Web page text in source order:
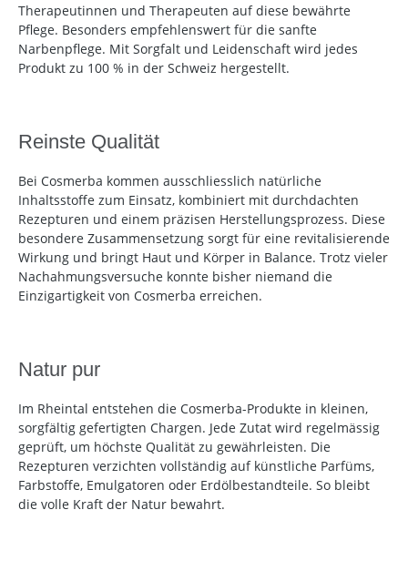
Therapeutinnen und Therapeuten auf diese bewährte
Pflege. Besonders empfehlenswert für die sanfte
Narbenpflege. Mit Sorgfalt und Leidenschaft wird jedes
Produkt zu 100 % in der Schweiz hergestellt.
Reinste Qualität
Bei Cosmerba kommen ausschliesslich natürliche
Inhaltsstoffe zum Einsatz, kombiniert mit durchdachten
Rezepturen und einem präzisen Herstellungsprozess. Diese
besondere Zusammensetzung sorgt für eine revitalisierende
Wirkung und bringt Haut und Körper in Balance. Trotz vieler
Nachahmungsversuche konnte bisher niemand die
Einzigartigkeit von Cosmerba erreichen.
Natur pur
Im Rheintal entstehen die Cosmerba-Produkte in kleinen,
sorgfältig gefertigten Chargen. Jede Zutat wird regelmässig
geprüft, um höchste Qualität zu gewährleisten. Die
Rezepturen verzichten vollständig auf künstliche Parfüms,
Farbstoffe, Emulgatoren oder Erdölbestandteile. So bleibt
die volle Kraft der Natur bewahrt.